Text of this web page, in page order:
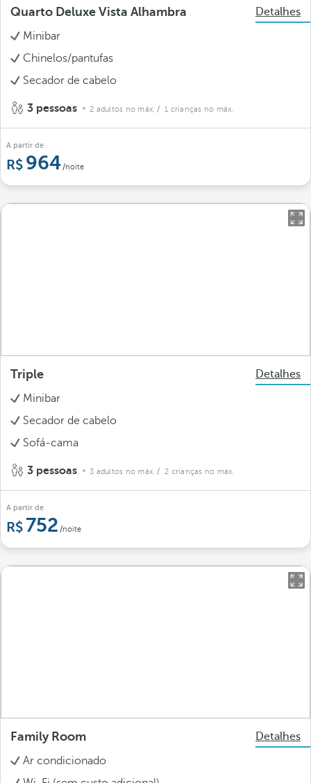
Quarto Deluxe Vista Alhambra
Detalhes
Minibar
Chinelos/pantufas
Secador de cabelo
3 pessoas 2 adultos no máx. / 1 crianças no máx.
A partir de
964/noite
Triple
Detalhes
Minibar
Secador de cabelo
Sofá-cama
3 pessoas 3 adultos no máx. / 2 crianças no máx.
A partir de
752 /noite
Family Room
Detalhes
Ar condicionado